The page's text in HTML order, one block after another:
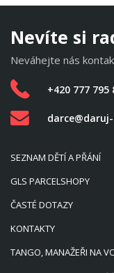
Nevíte si
Neváhejte nás
+420 777 795
SEZNAM DĚTÍ A PŘÁNÍ
GLS PARCELSHOPY
ČASTÉ DOTAZY
KONTAKTY
TANGO, MANAŽEŘI NA